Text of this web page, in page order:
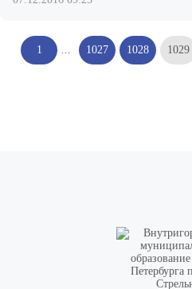
1 1027 1028 1029